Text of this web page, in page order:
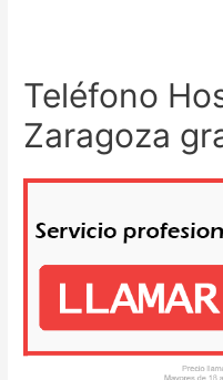
Teléfono
Zaragoza